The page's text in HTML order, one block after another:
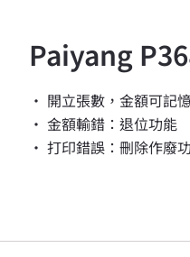
Paiyang
• 開立張數，金額可記
• 金額輸錯：退位功能
• 打印錯誤：刪除作廢